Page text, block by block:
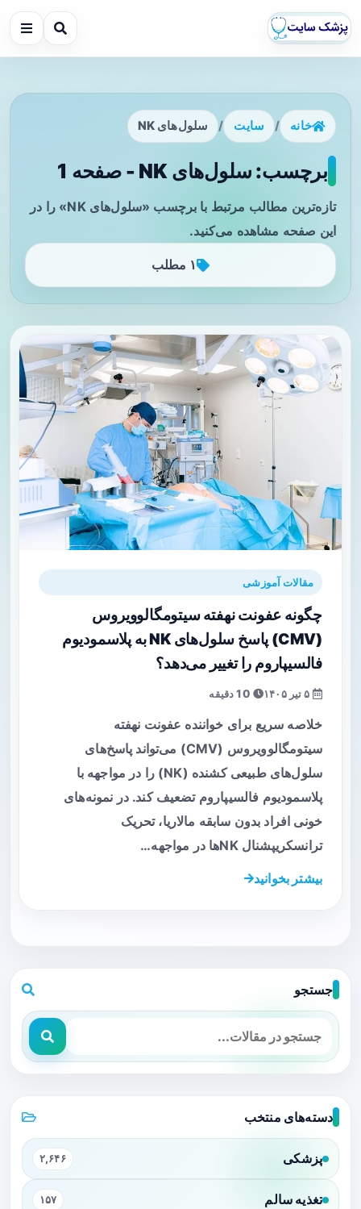
خانه / سایت / سلول‌های NK
برچسب: سلول‌های NK - صفحه 1
تازه‌ترین مطالب مرتبط با برچسب «سلول‌های NK» را در
این صفحه مشاهده می‌کنید.
۱ مطلب
مقالات آموزشی
چگونه عفونت نهفته سیتومگالوویروس
(CMV) پاسخ سلول‌های NK به پلاسمودیوم
فالسیپاروم را تغییر می‌دهد؟
خلاصه سریع برای خواننده عفونت نهفته
سیتومگالوویروس (CMV) می‌تواند پاسخ‌های
سلول‌های طبیعی کشنده (NK) را در مواجهه با
پلاسمودیوم فالسیپاروم تضعیف کند. در نمونه‌های
خونی افراد بدون سابقه مالاریا، تحریک
ترانسکریپشنال NKها در مواجهه…
بیشتر بخوانید
جستجو
دسته‌های منتخب
پزشکی ۲,۶۴۶
تغذیه سالم ۱۵۷